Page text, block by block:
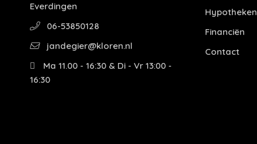
Everdingen
06-53850128
jandegier@kloren.nl
Ma 11.00 - 16:30 & Di - Vr 13:00 -
16:30
Hypotheken
Financiën
Contact